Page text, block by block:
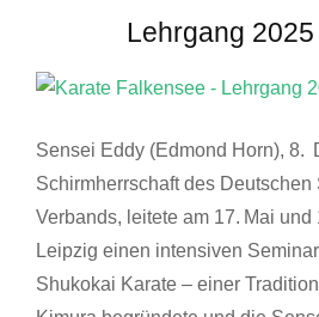
Lehrgang
Sensei Eddy (Edmond Horn), 8.
Schirmherrschaft des
Verbands, leitete am 17. Mai und
Leipzig einen intensiven
Shukokai Karate – einer